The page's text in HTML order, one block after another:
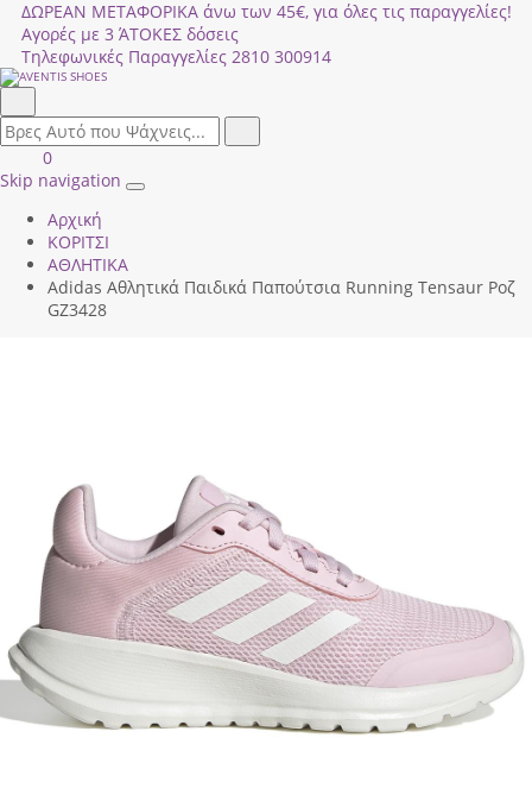
ΔΩΡΕΑΝ ΜΕΤΑΦΟΡΙΚΑ άνω των 45€, για όλες τις παραγγελίες!
Αγορές με 3 ΆΤΟΚΕΣ δόσεις
Τηλεφωνικές Παραγγελίες 2810 300914
field.search
Είσοδος
|
ΚΑΛΑΘΙ
ΑΓΟΡΩΝ
0
Skip navigation
Toggle
Αρχική
ΚΟΡΙΤΣΙ
ΑΘΛΗΤΙΚΑ
Adidas Αθλητικά Παιδικά Παπούτσια Running Tensaur Ροζ
GZ3428